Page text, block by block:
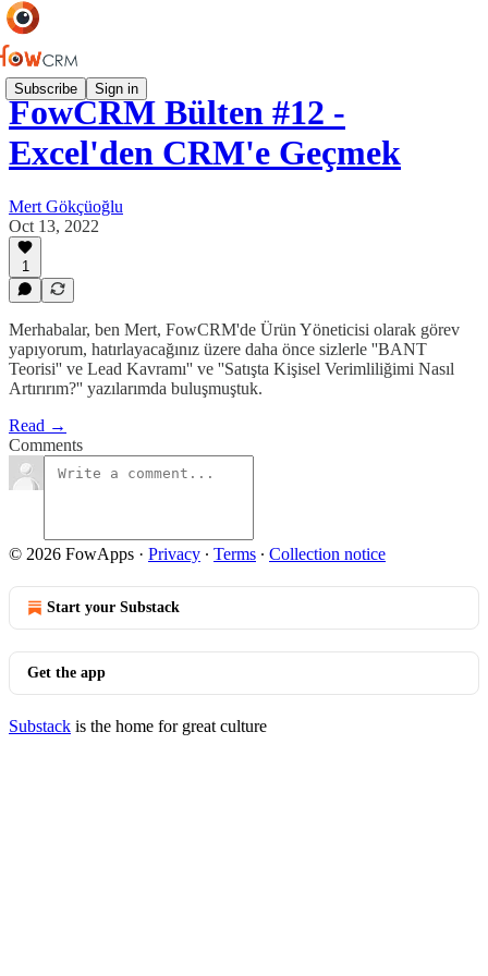
Subscribe Sign in
FowCRM Bülten #12 -
Excel'den CRM'e Geçmek
Mert Gökçüoğlu
Oct 13, 2022
1
Merhabalar, ben Mert, FowCRM'de Ürün Yöneticisi olarak görev
yapıyorum, hatırlayacağınız üzere daha önce sizlerle ''BANT
Teorisi'' ve Lead Kavramı'' ve ''Satışta Kişisel Verimliliğimi Nasıl
Artırırım?'' yazılarımda buluşmuştuk.
Read →
Comments
© 2026 FowApps · Privacy ∙ Terms ∙ Collection notice
Start your Substack
Get the app
Substack is the home for great culture